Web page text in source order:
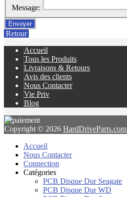
Message:
Retour
Accueil
Tous les Produits
Livraisons & Retours
Avis des clients
Nous Contacter
Vie Priv
Blog
Copyright © 2026 HardDriveParts.com
Accueil
Nous Contacter
Connection
Catégories
PCB Disque Dur Seagate
PCB Disque Dur WD